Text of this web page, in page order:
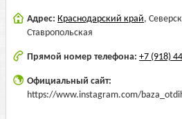
Адрес: Краснодарский край,
Ставропольская
Прямой номер телефона: +7 (918)
Официальный сайт:
https://www.instagram.com/